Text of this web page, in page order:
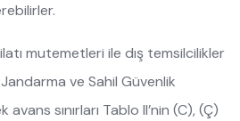
mutemetleri ile dış temsilcilikler
ve Sahil Güvenlik
sınırları Tablo II’nin (C), (Ç)